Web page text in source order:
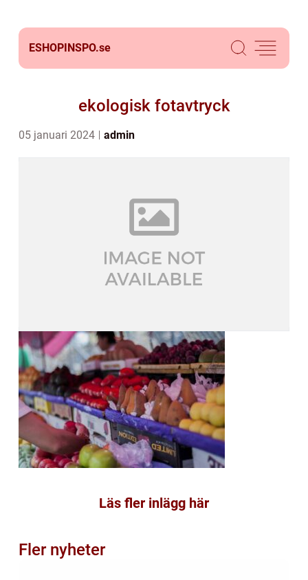
ESHOPINSPO.se
ekologisk fotavtryck
05 januari 2024 admin
Läs fler inlägg här
Fler nyheter